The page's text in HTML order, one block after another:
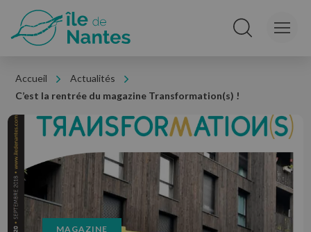
Accueil
Actualités
C’est la rentrée du magazine Transformation(s) !
MAGAZINE
Panneau de gestion des cookies